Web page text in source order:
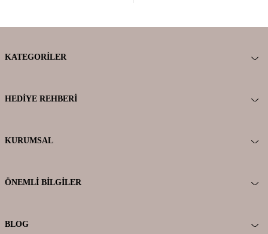
KATEGORILER
HEDIYE REHBERI
KURUMSAL
ÖNEMLI BILGILER
BLOG